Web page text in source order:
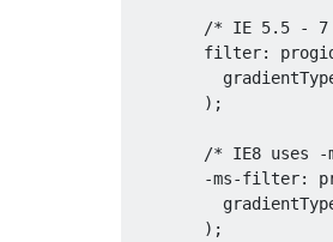
/* IE 5.5 -
        filter
:
);
/* IE8 uses
-ms-filter:
);